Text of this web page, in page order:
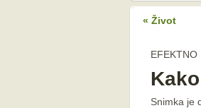
« Život
EFEKTNO
Snimka je